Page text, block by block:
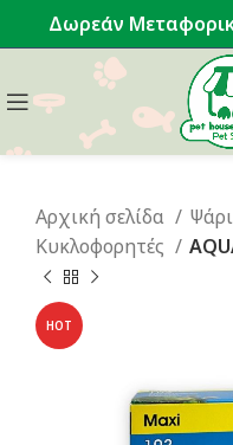
Δωρεάν
Αρχική σελίδα Ψάρι
Κυκλοφορητές
HOT